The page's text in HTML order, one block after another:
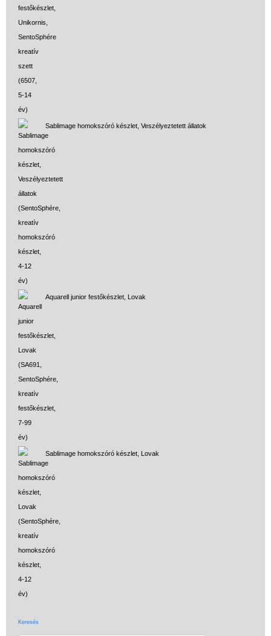
Sablimage homokszóró készlet, Veszélyeztetett állatok
Aquarell junior festőkészlet, Lovak
Sablimage homokszóró készlet, Lovak
Keresés